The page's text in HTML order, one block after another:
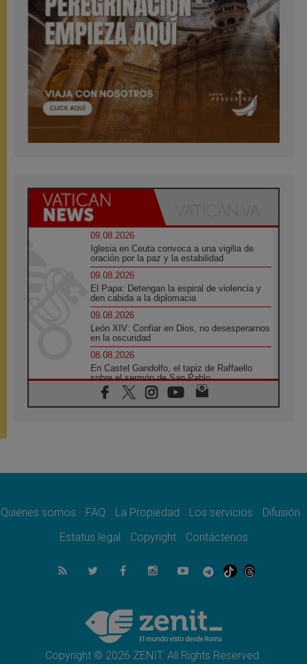
09.08.2026
Iglesia en Ceuta convoca a una vigilia de
oración por la paz y la estabilidad
09.08.2026
El Papa: Detengan la espiral de violencia y
den cabida a la diplomacia
09.08.2026
León XIV: Confiar en Dios, no desesperarnos
en la oscuridad
08.08.2026
En Castel Gandolfo, el tapiz de Raffaello
sobre el sermón de San Pablo
08.08.2026
En Colombia, «la paz no se compra con una
08.08.2026
08.08.2026
del Buen Consejo de Genazzano
Filipinas: el Vicariato Apostólico de Calapán
se convierte en diócesis
Honduras: Los desplazados invisibles de una
crisis olvidada
Quiénes somos FAQ La Propiedad Los servicios
Difusión
Estatus legal
Copyright Contáctenos
Copyright © 2026 ZENIT. All Rights Reserved.